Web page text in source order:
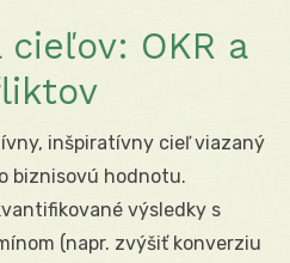
OKR a
inšpiratívny cieľ viazaný
biznisovú hodnotu.
výsledky s
(napr. zvýšiť konverziu